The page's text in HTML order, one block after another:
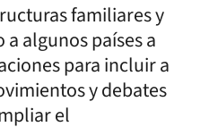
familiares y
algunos países a
para incluir a
y debates
el